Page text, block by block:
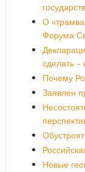
О
Форума
сделать
Почему
Заявлен
Новые